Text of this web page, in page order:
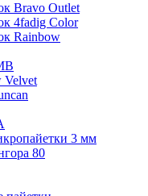
Bravo Outlet
4fadig Color
Rainbow
Velvet
3 мм
80